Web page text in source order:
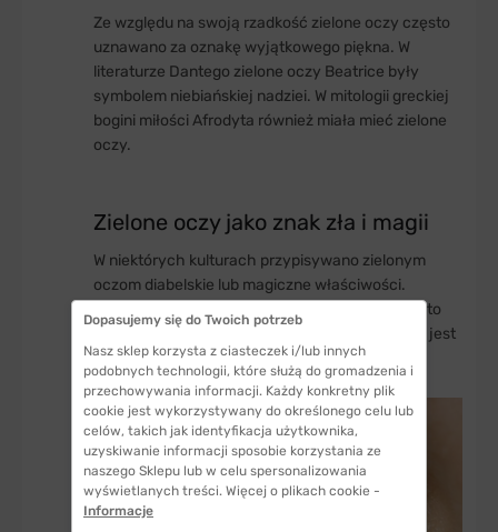
Ze względu na swoją rzadkość zielone oczy często
uznawano za oznakę wyjątkowego piękna. W
literaturze Dantego zielone oczy Beatrice były
symbolem niebiańskiej nadziei. W mitologii greckiej
bogini miłości Afrodyta również miała mieć zielone
oczy.
Zielone oczy jako znak zła i magii
W niektórych kulturach przypisywano zielonym
oczom diabelskie lub magiczne właściwości.
Czarownice, wiedźmy i złowrogie postacie często
przedstawiano z zielonymi oczami. Przykładem jest
Skaza z „Króla Lwa”.
Dopasujemy się do Twoich potrzeb
Nasz sklep korzysta z ciasteczek i/lub innych
podobnych technologii, które służą do gromadzenia i
przechowywania informacji. Każdy konkretny plik
cookie jest wykorzystywany do określonego celu lub
celów, takich jak identyfikacja użytkownika,
uzyskiwanie informacji sposobie korzystania ze
naszego Sklepu lub w celu spersonalizowania
wyświetlanych treści. Więcej o plikach cookie -
Informacje